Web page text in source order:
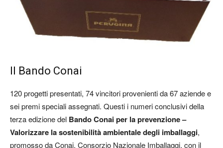
Il Bando Conai
120 progetti presentati, 74 vincitori provenienti da 67 aziende e
sei premi speciali assegnati. Questi i numeri conclusivi della
terza edizione del Bando Conai per la prevenzione –
Valorizzare la sostenibilità ambientale degli imballaggi,
promosso da Conai, Consorzio Nazionale Imballaggi, con il